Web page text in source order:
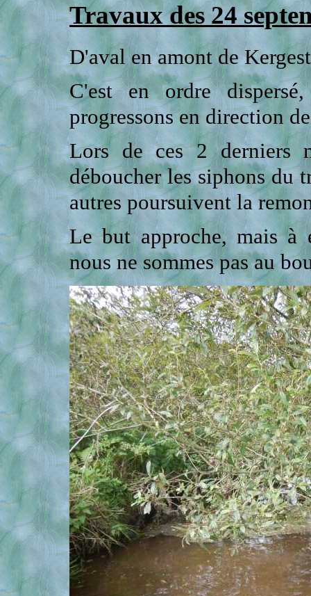
Travaux des 24
D'aval en amont de
C'est en ordre
progressons en direction
Lors de ces 2 derniers
déboucher les siphons du
autres poursuivent la
Le but approche, mais à
nous ne sommes pas au